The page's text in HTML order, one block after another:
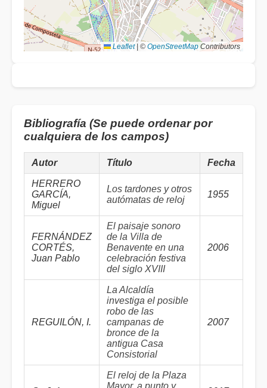
Leaflet © OpenStreetMap Contributors
Bibliografía (Se puede ordenar por
cualquiera de los campos)
Autor Título Fecha
HERRERO
GARCÍA,
Miguel
Los tardones y otros
autómatas de reloj
1955
FERNÁNDEZ
CORTÉS,
Juan Pablo
El paisaje sonoro
de la Villa de
Benavente en una
celebración festiva
del siglo XVIII
2006
REGUILÓN, I.
La Alcaldía
investiga el posible
robo de las
campanas de
bronce de la
antigua Casa
Consistorial
2007
El reloj de la Plaza